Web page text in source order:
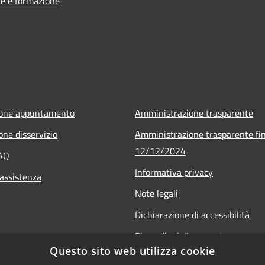
appuntamento
disservizio
Amministrazione trasparente
Amministrazione trasparente
12/12/2024
Informativa privacy
Note legali
Dichiarazione di accessibilità
Piano di miglioramento
Questo sito web utilizza cookie